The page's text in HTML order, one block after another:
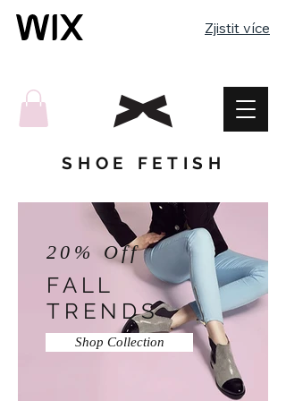
Zjistit více